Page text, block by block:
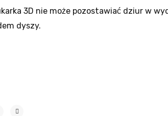
3D nie może pozostawiać dziur w
dyszy.